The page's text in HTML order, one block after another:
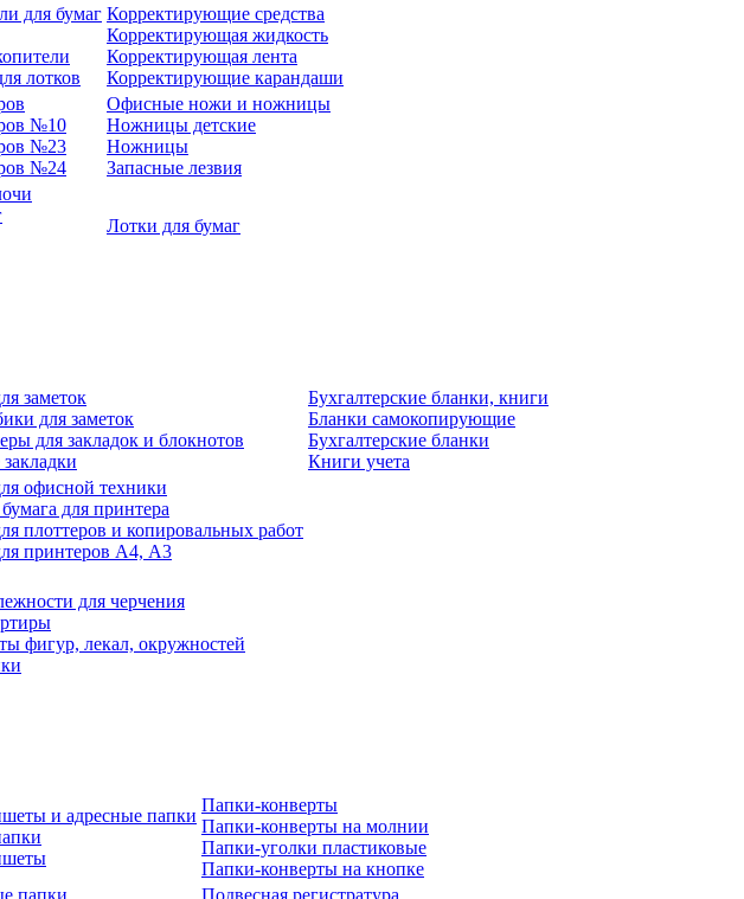
для бумаг
лотков
Корректирующие средства
Корректирующая жидкость
Корректирующая лента
Корректирующие карандаши
№10
№23
№24
Офисные ножи и ножницы
Ножницы детские
Ножницы
Запасные лезвия
Лотки для бумаг
заметок
для заметок
для закладок и блокнотов
Бухгалтерские бланки, книги
Бланки самокопирующие
Бухгалтерские бланки
Книги учета
офисной техники
для принтера
плоттеров и копировальных работ
принтеров А4, А3
для черчения
фигур, лекал, окружностей
и адресные папки
Папки-конверты
Папки-конверты на молнии
Папки-уголки пластиковые
Папки-конверты на кнопке
папки
Подвесная регистратура